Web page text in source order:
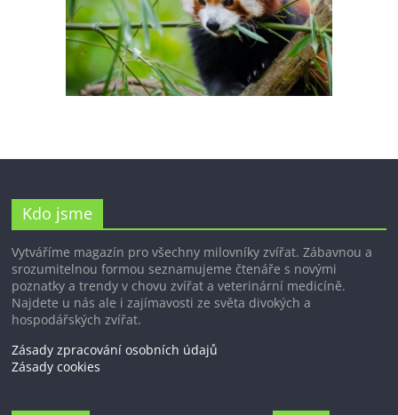
Kdo jsme
Vytváříme magazín pro všechny milovníky zvířat. Zábavnou a
srozumitelnou formou seznamujeme čtenáře s novými
poznatky a trendy v chovu zvířat a veterinární medicíně.
Najdete u nás ale i zajímavosti ze světa divokých a
hospodářských zvířat.
Zásady zpracování osobních údajů
Zásady cookies